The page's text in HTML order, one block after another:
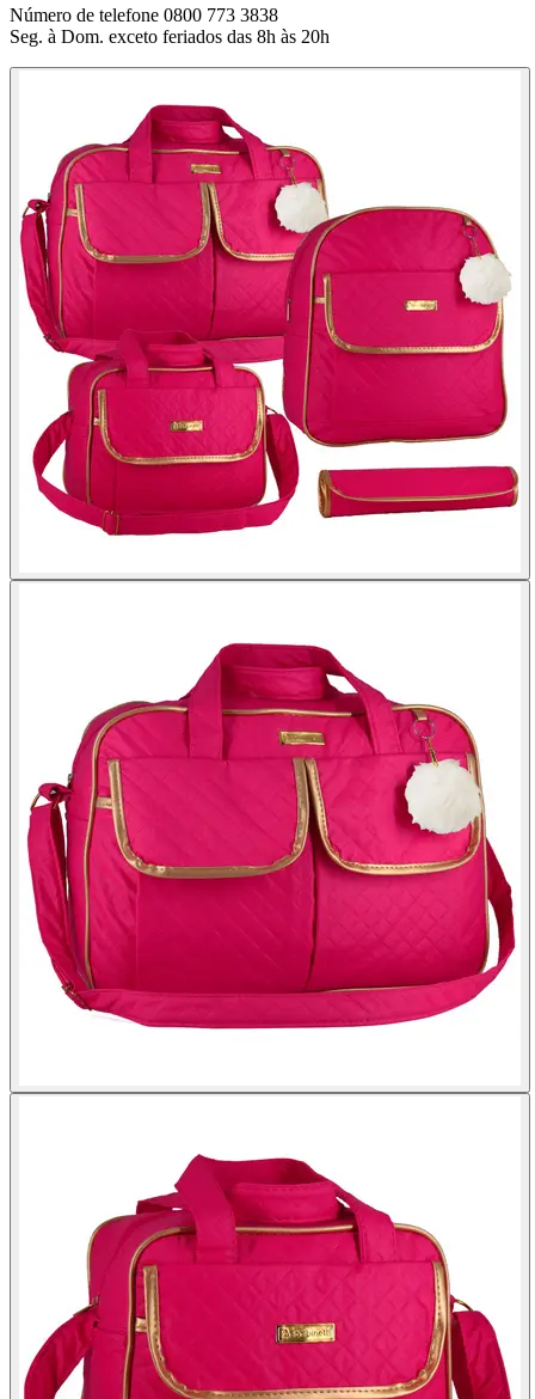
Número de telefone 0800 773 3838
Seg. à Dom. exceto feriados das 8h às 20h